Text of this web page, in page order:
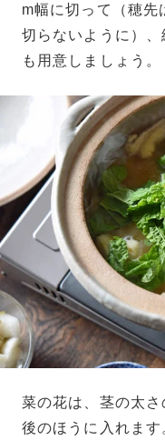
m幅に切って（穂先
切らないように）
も用意しましょう。
菜の花は、茎の太
後のほうに入れま